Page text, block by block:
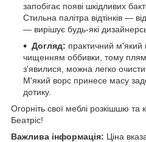
запобігає появі шкідливих
Стильна палітра відтінків —
— вирішує будь-які
Догляд: практичний м'який
чищенням оббивки, тому
з'явилися, можна легко
М'який ворс принесе масу
дотику.
Огорніть свої меблі розкішшю
Беатріс!
Важлива інформація: Ціна